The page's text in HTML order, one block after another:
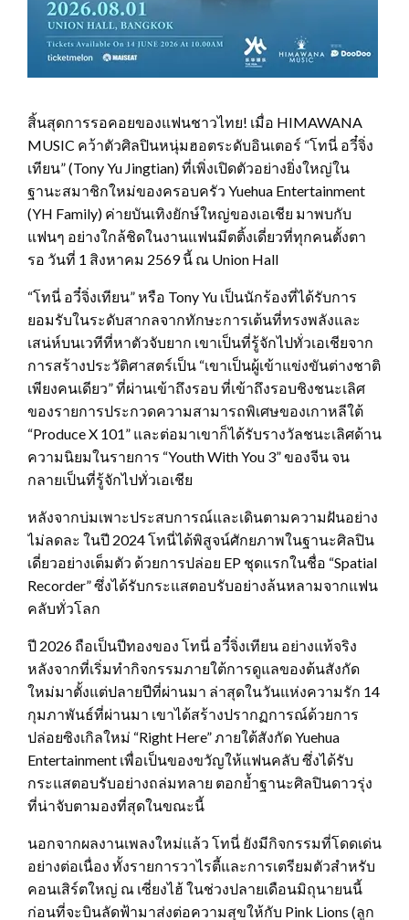
สิ้นสุดการรอคอยของแฟนชาวไทย! เมื่อ HIMAWANA
MUSIC คว้าตัวศิลปินหนุ่มฮอตระดับอินเตอร์ “โทนี่ อวี๋จิ่ง
เทียน” (Tony Yu Jingtian) ที่เพิ่งเปิดตัวอย่างยิ่งใหญ่ใน
ฐานะสมาชิกใหม่ของครอบครัว Yuehua Entertainment
(YH Family) ค่ายบันเทิงยักษ์ใหญ่ของเอเชีย มาพบกับ
แฟนๆ อย่างใกล้ชิดในงานแฟนมีตติ้งเดี่ยวที่ทุกคนตั้งตา
รอ วันที่ 1 สิงหาคม 2569 นี้ ณ Union Hall
“โทนี่ อวี๋จิ่งเทียน” หรือ Tony Yu เป็นนักร้องที่ได้รับการ
ยอมรับในระดับสากลจากทักษะการเต้นที่ทรงพลังและ
เสน่ห์บนเวทีที่หาตัวจับยาก เขาเป็นที่รู้จักไปทั่วเอเชียจาก
การสร้างประวัติศาสตร์เป็น “เขาเป็นผู้เข้าแข่งขันต่างชาติ
เพียงคนเดียว” ที่ผ่านเข้าถึงรอบ ที่เข้าถึงรอบชิงชนะเลิศ
ของรายการประกวดความสามารถพิเศษของเกาหลีใต้
“Produce X 101” และต่อมาเขาก็ได้รับรางวัลชนะเลิศด้าน
ความนิยมในรายการ “Youth With You 3” ของจีน จน
กลายเป็นที่รู้จักไปทั่วเอเชีย
หลังจากบ่มเพาะประสบการณ์และเดินตามความฝันอย่าง
ไม่ลดละ ในปี 2024 โทนี่ได้พิสูจน์ศักยภาพในฐานะศิลปิน
เดี่ยวอย่างเต็มตัว ด้วยการปล่อย EP ชุดแรกในชื่อ “Spatial
Recorder” ซึ่งได้รับกระแสตอบรับอย่างล้นหลามจากแฟน
คลับทั่วโลก
ปี 2026 ถือเป็นปีทองของ โทนี่ อวี๋จิ่งเทียน อย่างแท้จริง
หลังจากที่เริ่มทำกิจกรรมภายใต้การดูแลของต้นสังกัด
ใหม่มาตั้งแต่ปลายปีที่ผ่านมา ล่าสุดในวันแห่งความรัก 14
กุมภาพันธ์ที่ผ่านมา เขาได้สร้างปรากฏการณ์ด้วยการ
ปล่อยซิงเกิลใหม่ “Right Here” ภายใต้สังกัด Yuehua
Entertainment เพื่อเป็นของขวัญให้แฟนคลับ ซึ่งได้รับ
กระแสตอบรับอย่างถล่มทลาย ตอกย้ำฐานะศิลปินดาวรุ่ง
ที่น่าจับตามองที่สุดในขณะนี้
นอกจากผลงานเพลงใหม่แล้ว โทนี่ ยังมีกิจกรรมที่โดดเด่น
อย่างต่อเนื่อง ทั้งรายการวาไรตี้และการเตรียมตัวสำหรับ
คอนเสิร์ตใหญ่ ณ เซี่ยงไฮ้ ในช่วงปลายเดือนมิถุนายนนี้
ก่อนที่จะบินลัดฟ้ามาส่งต่อความสุขให้กับ Pink Lions (ลูก